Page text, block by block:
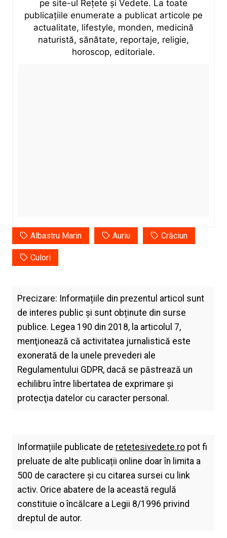
pe site-ul Rețete și Vedete. La toate
publicațiile enumerate a publicat articole pe
actualitate, lifestyle, monden, medicină
naturistă, sănătate, reportaje, religie,
horoscop, editoriale.
Albastru Marin Auriu Crăciun
Culori
Precizare: Informațiile din prezentul articol sunt
de interes public și sunt obținute din surse
publice. Legea 190 din 2018, la articolul 7,
menţionează că activitatea jurnalistică este
exonerată de la unele prevederi ale
Regulamentului GDPR, dacă se păstrează un
echilibru între libertatea de exprimare şi
protecţia datelor cu caracter personal.
Informațiile publicate de retetesivedete.ropot fi
preluate de alte publicații online doar în limita a
500 de caractere și cu citarea sursei cu link
activ. Orice abatere de la această regulă
constituie o încălcare a Legii 8/1996 privind
dreptul de autor.